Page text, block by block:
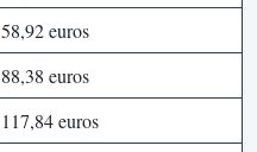
58,92 euros
88,38 euros
117,84 euros